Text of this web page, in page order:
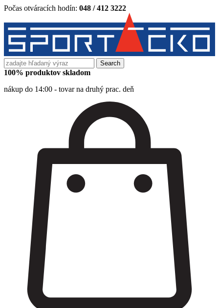
Počas otváracích hodín: 048 / 412 3222
Search
for:
100% produktov skladom
nákup do 14:00 - tovar na druhý prac. deň